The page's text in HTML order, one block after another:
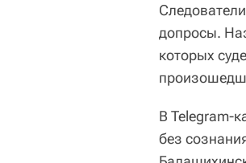
допросы.
которых
В Telegram-
без